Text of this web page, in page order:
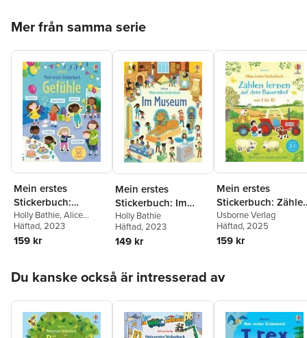
Mer från samma serie
Mein erstes
Stickerbuch:
Gefühle
Holly Bathie,Alice
Beecham
Häftad, 2023
159 kr
Mein erstes
Stickerbuch: Im
Museum
Holly Bathie
Häftad, 2023
149 kr
Mein erstes
Stickerbuch:
lernen auf dem
Bauernhof
Usborne Verlag
Häftad, 2025
159 kr
Du kanske också är intresserad av